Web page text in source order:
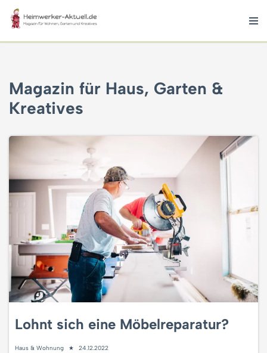
Zum
Inhalt
Magazin für Haus, Garten &
Kreatives
Lohnt sich eine Möbelreparatur?
Haus & Wohnung 24.12.2022